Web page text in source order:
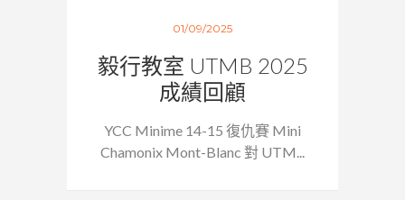
01/09/2025
毅行教室 UTMB 2025
成績回顧
YCC Minime 14-15 復仇賽 Mini
Chamonix Mont-Blanc 對 UTM...